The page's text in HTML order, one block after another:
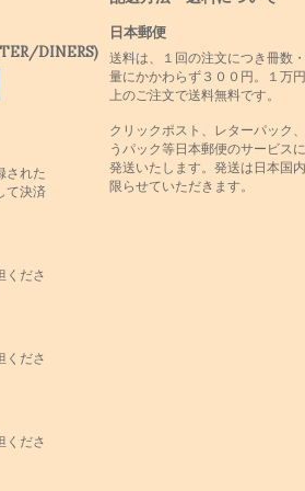
DINERS)
された
て決済
くださ
くださ
くださ
日本郵便
送料は、１回の注文につき冊数
量にかかわらず３００円。１万
上のご注文で送料無料です。
クリックポスト、レターパック
うパック等日本郵便のサービス
発送いたします。発送は日本国
限らせていただきます。